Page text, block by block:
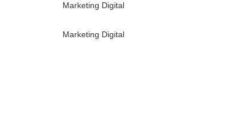
Marketing Digital
Marketing Digital